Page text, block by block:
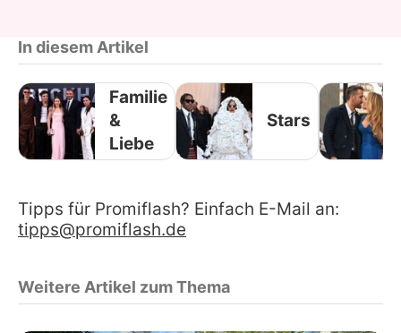
In diesem Artikel
Familie
&
Liebe
Stars
Tipps für Promiflash? Einfach E-Mail an:
tipps@promiflash.de
Weitere Artikel zum Thema